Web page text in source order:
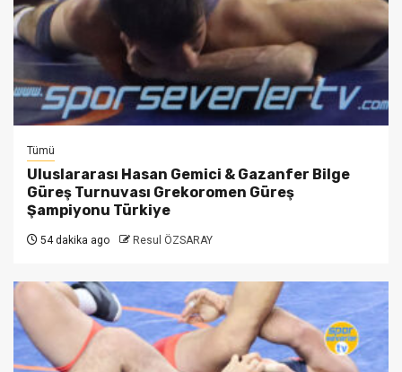
Tümü
Uluslararası Hasan Gemici & Gazanfer Bilge
Güreş Turnuvası Grekoromen Güreş
Şampiyonu Türkiye
54 dakika ago Resul ÖZSARAY